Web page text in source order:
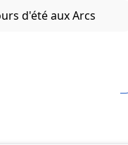
d'été aux Arcs